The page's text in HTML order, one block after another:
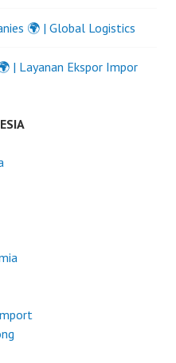
🌍 | Global Logistics
| Layanan Ekspor Impor